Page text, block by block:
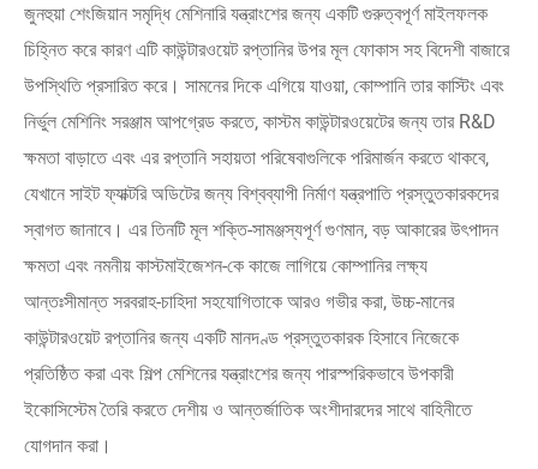
জুনহুয়া শেংজিয়ান সমৃদ্ধি মেশিনারি যন্ত্রাংশের জন্য একটি গুরুত্বপূর্ণ মাইলফলক
চিহ্নিত করে কারণ এটি কাউন্টারওয়েট রপ্তানির উপর মূল ফোকাস সহ বিদেশী বাজারে
উপস্থিতি প্রসারিত করে। সামনের দিকে এগিয়ে যাওয়া, কোম্পানি তার কাস্টিং এবং
নির্ভুল মেশিনিং সরঞ্জাম আপগ্রেড করতে, কাস্টম কাউন্টারওয়েটের জন্য তার R&D
ক্ষমতা বাড়াতে এবং এর রপ্তানি সহায়তা পরিষেবাগুলিকে পরিমার্জন করতে থাকবে,
যেখানে সাইট ফ্যাক্টরি অডিটের জন্য বিশ্বব্যাপী নির্মাণ যন্ত্রপাতি প্রস্তুতকারকদের
স্বাগত জানাবে। এর তিনটি মূল শক্তি-সামঞ্জস্যপূর্ণ গুণমান, বড় আকারের উৎপাদন
ক্ষমতা এবং নমনীয় কাস্টমাইজেশন-কে কাজে লাগিয়ে কোম্পানির লক্ষ্য
আন্তঃসীমান্ত সরবরাহ-চাহিদা সহযোগিতাকে আরও গভীর করা, উচ্চ-মানের
কাউন্টারওয়েট রপ্তানির জন্য একটি মানদণ্ড প্রস্তুতকারক হিসাবে নিজেকে
প্রতিষ্ঠিত করা এবং শিল্প মেশিনের যন্ত্রাংশের জন্য পারস্পরিকভাবে উপকারী
ইকোসিস্টেম তৈরি করতে দেশীয় ও আন্তর্জাতিক অংশীদারদের সাথে বাহিনীতে
যোগদান করা।